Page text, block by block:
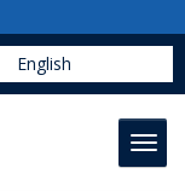
English